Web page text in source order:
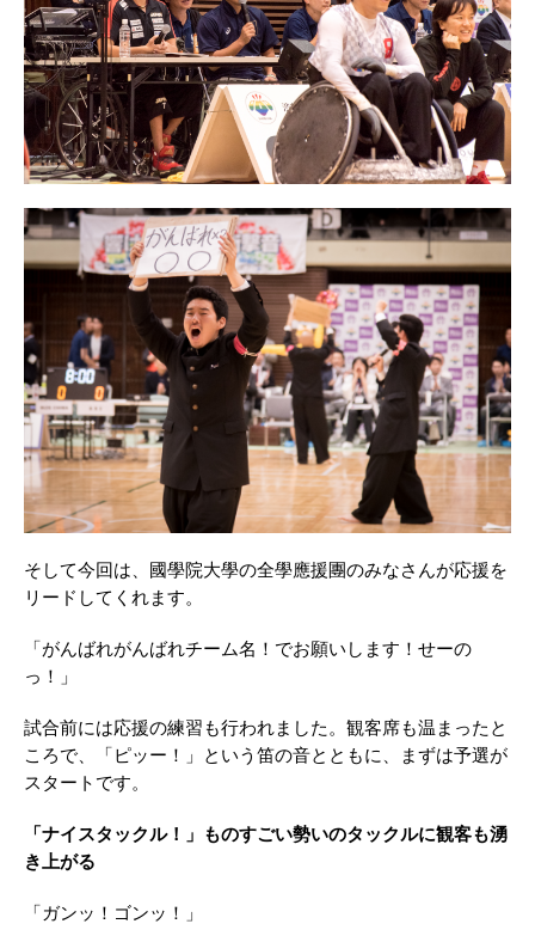
そして今回は、國學院大學の全學應援團のみなさんが応援を
リードしてくれます。
「がんばれがんばれチーム名！でお願いします！せーの
っ！」
試合前には応援の練習も行われました。観客席も温まったと
ころで、「ピッー！」という笛の音とともに、まずは予選が
スタートです。
「ナイスタックル！」ものすごい勢いのタックルに観客も湧
き上がる
「ガンッ！ゴンッ！」